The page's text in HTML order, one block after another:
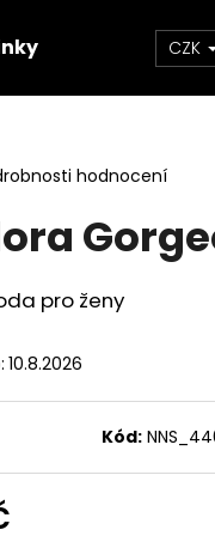
CZK
hodnocení
pro ženy
10.8.2026
Kód: